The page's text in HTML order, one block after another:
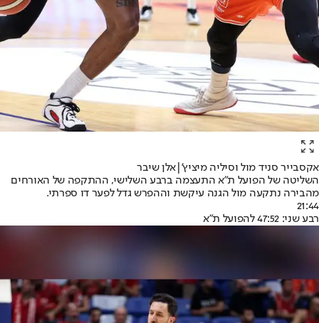
אקסבייר סניד מול וסיליה מיציץ'|אלן שיבר
השליטה של הפועל ת"א התעצמה ברבע השלישי, ההתקפה של האורחים
מהבירה נתקעה מול הגנה עיקשת וההפרש גדל לפער דו ספרתי.
21:44
רבע שני: 47:52 להפועל ת"א